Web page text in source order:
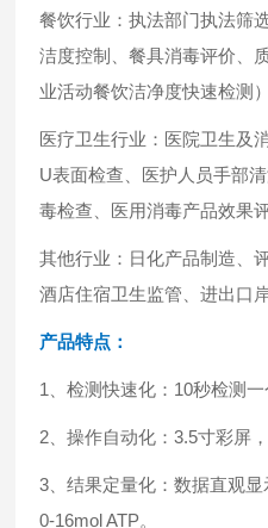
餐饮行业：执法部门执法筛
洁度控制、餐具消毒评价、
业活动餐饮洁净度快速检测）
医疗卫生行业：医院卫生及
U表面检查、医护人员手部
毒检查、医用消毒产品效果评
其他行业：日化产品制造、
酒店住宿卫生监管、进出口
产品特点：
1、检测快速化：10秒检测一
2、操作自动化：3.5寸彩屏
3、结果定量化：数据直观
0-16mol ATP。